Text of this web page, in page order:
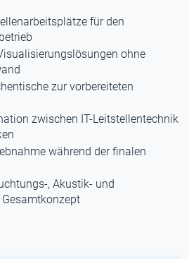
für den
ohne
zur vorbereiteten
zwischen IT-Leitstellentechnik
während der finalen
, Akustik- und